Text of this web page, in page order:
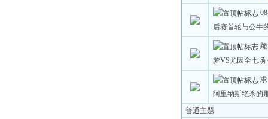
后赛首轮与公牛
梦VS尤因全七场
阿里纳斯绝杀的
普通主题